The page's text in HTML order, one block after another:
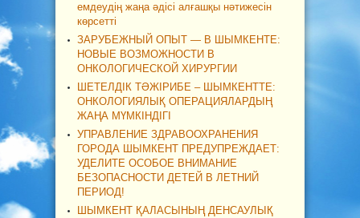
емдеудің жаңа әдісі алғашқы нәтижесін
көрсетті
ЗАРУБЕЖНЫЙ ОПЫТ — В ШЫМКЕНТЕ:
НОВЫЕ ВОЗМОЖНОСТИ В
ОНКОЛОГИЧЕСКОЙ ХИРУРГИИ
ШЕТЕЛДІК ТӘЖІРИБЕ – ШЫМКЕНТТЕ:
ОНКОЛОГИЯЛЫҚ ОПЕРАЦИЯЛАРДЫҢ
ЖАҢА МҮМКІНДІГІ
УПРАВЛЕНИЕ ЗДРАВООХРАНЕНИЯ
ГОРОДА ШЫМКЕНТ ПРЕДУПРЕЖДАЕТ:
УДЕЛИТЕ ОСОБОЕ ВНИМАНИЕ
БЕЗОПАСНОСТИ ДЕТЕЙ В ЛЕТНИЙ
ПЕРИОД!
ШЫМКЕНТ ҚАЛАСЫНЫҢ ДЕНСАУЛЫҚ